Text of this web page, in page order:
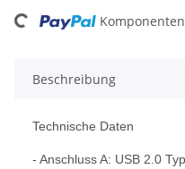
Beschreibung
Technische Daten
- Anschluss A: USB 2.0